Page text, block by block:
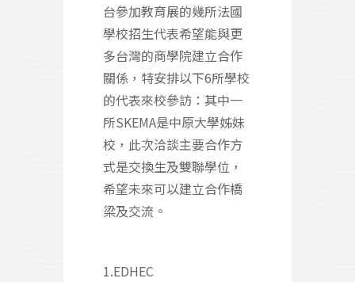
台參加教育展的幾所法國
學校招生代表希望能與更
多台灣的商學院建立合作
關係，特安排以下6所學校
的代表來校參訪：其中一
所SKEMA是中原大學姊妹
校，此次洽談主要合作方
式是交換生及雙聯學位，
希望未來可以建立合作橋
梁及交流。
1.EDHEC